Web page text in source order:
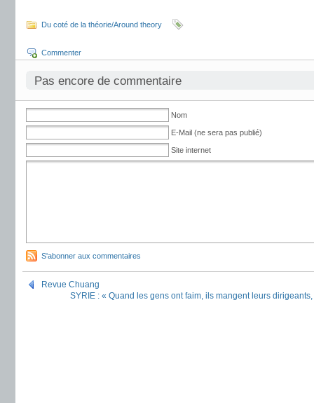
Du coté de la théorie/Around theory
Commenter
Pas encore de commentaire
Nom
E-Mail (ne sera pas publié)
Site internet
S'abonner aux commentaires
Revue Chuang
SYRIE : « Quand les gens ont faim, ils mangent leurs